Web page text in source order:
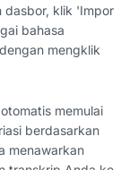
dasbor, klik 'Impor
bahasa
mengklik
memulai
berdasarkan
menawarkan